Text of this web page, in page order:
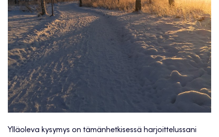
Ylläoleva kysymys on tämänhetkisessä harjoittelussani